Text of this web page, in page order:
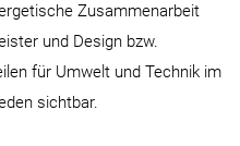
Zusammenarbeit
und Design bzw.
für Umwelt und Technik im
sichtbar.